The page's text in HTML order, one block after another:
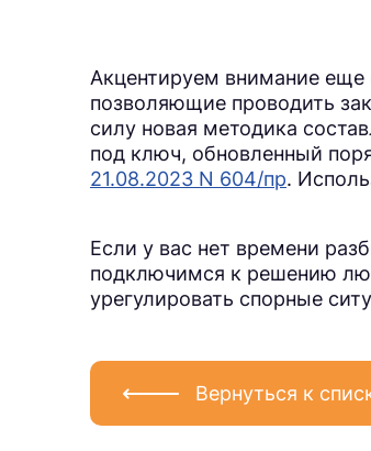
Акцентируем внимание еще
позволяющие проводить
силу новая методика
под ключ, обновленный
21.08.2023 N 604/пр.
Если у вас нет времени
подключимся к решению
урегулировать спорные
Вернуться к